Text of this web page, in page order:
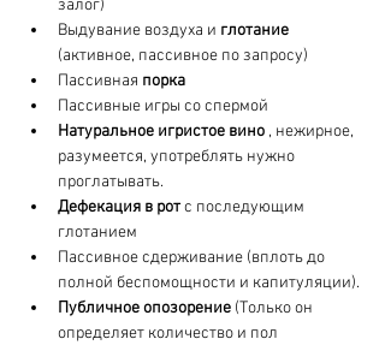
залог)
Выдувание воздуха и глотание
(активное, пассивное по запросу)
Пассивная порка
Пассивные игры со спермой
Натуральное игристое вино , нежирное,
разумеется, употреблять нужно
проглатывать.
Дефекация в рот с последующим
глотанием
Пассивное сдерживание (вплоть до
полной беспомощности и капитуляции).
Публичное опозорение (Только он
определяет количество и пол